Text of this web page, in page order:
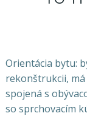
Orientácia bytu:
rekonštrukcii,
spojená s
so sprchovacím